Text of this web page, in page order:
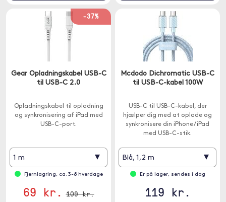
-37%
Gear Opladningskabel USB-C
til USB-C 2.0
Opladningskabel til opladning
og synkronisering af iPad med
USB-C-port.
1 m ▾
Fjernlagring, ca. 3-8 hverdage
69 kr. 109 kr.
Mcdodo Dichromatic USB-C
til USB-C-kabel 100W
USB-C til USB-C-kabel, der
hjælper dig med at oplade og
synkronisere din iPhone / iPad
med USB-C-stik.
Blå, 1,2 m ▾
Er på lager, sendes i dag
119 kr.